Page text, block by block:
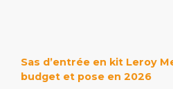
Sas d’entrée en kit Leroy
budget et pose en 2026